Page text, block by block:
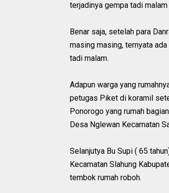
terjadinya gempa tadi
Benar saja, setelah para
masing masing, ternyata
tadi malam.
Adapun warga yang
petugas Piket di koramil
Ponorogo yang rumah
Desa Nglewan Kecamatan
Selanjutya Bu Supi ( 65
Kecamatan Slahung
tembok rumah roboh.